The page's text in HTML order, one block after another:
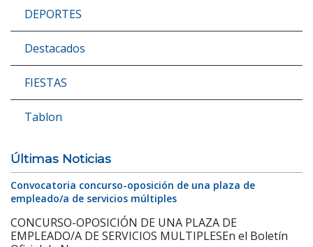
DEPORTES
Destacados
FIESTAS
Tablon
Últimas Noticias
Convocatoria concurso-oposición de una plaza de
empleado/a de servicios múltiples
CONCURSO-OPOSICIÓN DE UNA PLAZA DE
EMPLEADO/A DE SERVICIOS MULTIPLESEn el Boletín